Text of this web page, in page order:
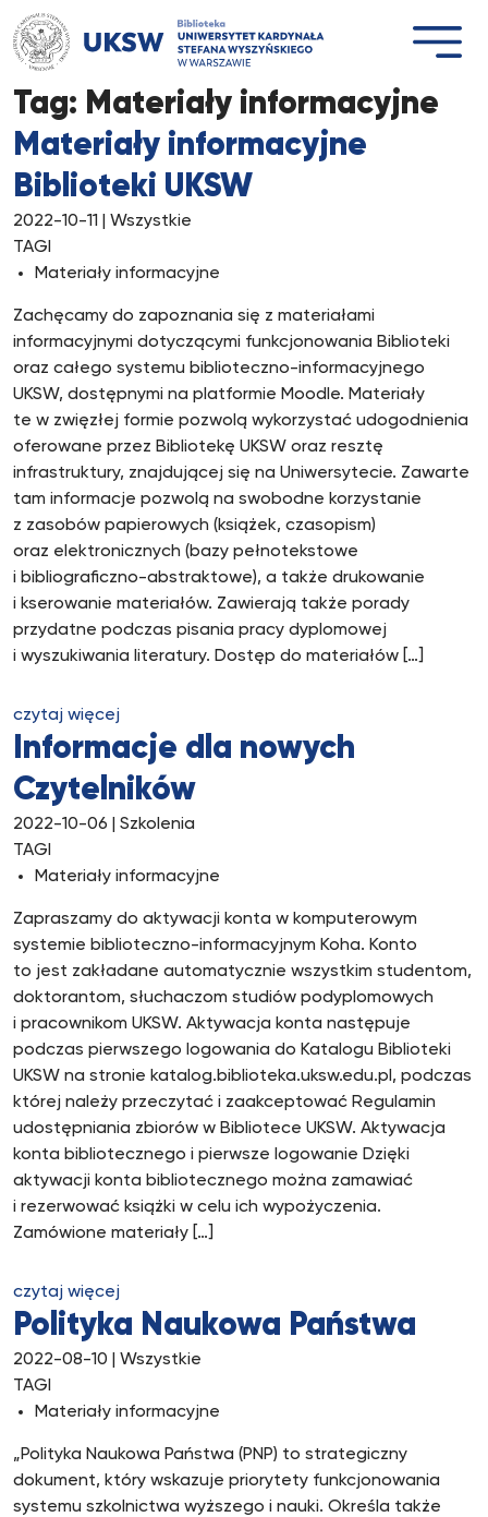
Przejdź
do
treści
Tag: Materiały informacyjne
Materiały informacyjne
Biblioteki UKSW
2022-10-11
| Wszystkie
TAGI
Materiały informacyjne
Zachęcamy do zapoznania się z materiałami
informacyjnymi dotyczącymi funkcjonowania Biblioteki
oraz całego systemu biblioteczno-informacyjnego
UKSW, dostępnymi na platformie Moodle. Materiały
te w zwięzłej formie pozwolą wykorzystać udogodnienia
oferowane przez Bibliotekę UKSW oraz resztę
infrastruktury, znajdującej się na Uniwersytecie. Zawarte
tam informacje pozwolą na swobodne korzystanie
z zasobów papierowych (książek, czasopism)
oraz elektronicznych (bazy pełnotekstowe
i bibliograficzno-abstraktowe), a także drukowanie
i kserowanie materiałów. Zawierają także porady
przydatne podczas pisania pracy dyplomowej
i wyszukiwania literatury. Dostęp do materiałów […]
czytaj więcej
Informacje dla nowych
Czytelników
2022-10-06 | Szkolenia
TAGI
Materiały informacyjne
Zapraszamy do aktywacji konta w komputerowym
systemie biblioteczno-informacyjnym Koha. Konto
to jest zakładane automatycznie wszystkim studentom,
doktorantom, słuchaczom studiów podyplomowych
i pracownikom UKSW. Aktywacja konta następuje
podczas pierwszego logowania do Katalogu Biblioteki
UKSW na stronie katalog.biblioteka.uksw.edu.pl, podczas
której należy przeczytać i zaakceptować Regulamin
udostępniania zbiorów w Bibliotece UKSW. Aktywacja
konta bibliotecznego i pierwsze logowanie Dzięki
aktywacji konta bibliotecznego można zamawiać
i rezerwować książki w celu ich wypożyczenia.
Zamówione materiały […]
czytaj więcej
Polityka Naukowa Państwa
2022-08-10 | Wszystkie
TAGI
Materiały informacyjne
„Polityka Naukowa Państwa (PNP) to strategiczny
dokument, który wskazuje priorytety funkcjonowania
systemu szkolnictwa wyższego i nauki. Określa także